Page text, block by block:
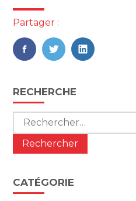
Partager :
FaceBook
TwitterLinkedIn
Blog
sidebar
RECHERCHE
Rechercher :
CATÉGORIE